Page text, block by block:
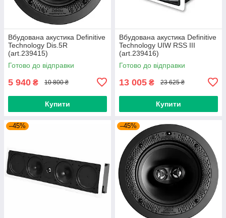
Вбудована акустика Definitive
Technology Dis.5R
(art.239415)
Готово до відправки
5 940 ₴ 10 800 ₴
Купити
Вбудована акустика Definitive
Technology UIW RSS III
(art.239416)
Готово до відправки
13 005 ₴ 23 625 ₴
Купити
–45% –45%